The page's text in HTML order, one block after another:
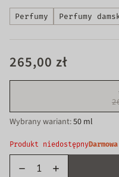
Perfumy Perfumy
265,00 zł
Wybrany wariant:50 ml
Produkt niedostępny